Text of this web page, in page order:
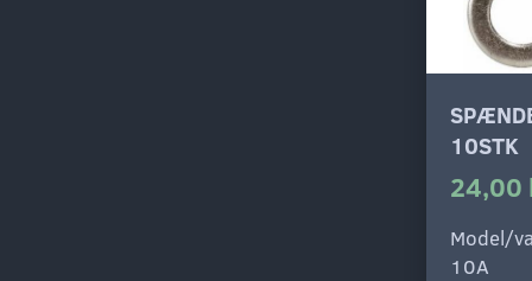
10STK
24,00
Model/
10A